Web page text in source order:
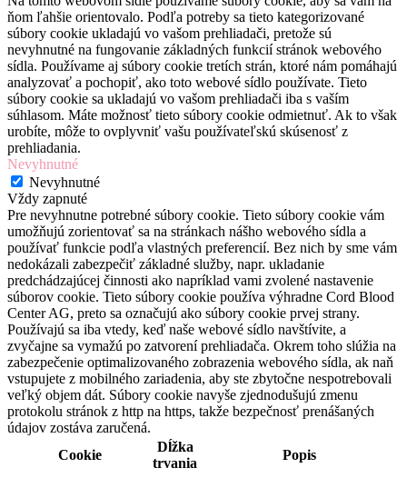
ňom ľahšie orientovalo. Podľa potreby sa tieto kategorizované
súbory cookie ukladajú vo vašom prehliadači, pretože sú
nevyhnutné na fungovanie základných funkcií stránok webového
sídla. Používame aj súbory cookie tretích strán, ktoré nám pomáhajú
analyzovať a pochopiť, ako toto webové sídlo používate. Tieto
súbory cookie sa ukladajú vo vašom prehliadači iba s vaším
súhlasom. Máte možnosť tieto súbory cookie odmietnuť. Ak to však
urobíte, môže to ovplyvniť vašu používateľskú skúsenosť z
prehliadania.
Nevyhnutné
Nevyhnutné
Vždy zapnuté
Pre nevyhnutne potrebné súbory cookie. Tieto súbory cookie vám
umožňujú zorientovať sa na stránkach nášho webového sídla a
používať funkcie podľa vlastných preferencií. Bez nich by sme vám
nedokázali zabezpečiť základné služby, napr. ukladanie
predchádzajúcej činnosti ako napríklad vami zvolené nastavenie
súborov cookie. Tieto súbory cookie používa výhradne Cord Blood
Center AG, preto sa označujú ako súbory cookie prvej strany.
Používajú sa iba vtedy, keď naše webové sídlo navštívite, a
zvyčajne sa vymažú po zatvorení prehliadača. Okrem toho slúžia na
zabezpečenie optimalizovaného zobrazenia webového sídla, ak naň
vstupujete z mobilného zariadenia, aby ste zbytočne nespotrebovali
veľký objem dát. Súbory cookie navyše zjednodušujú zmenu
protokolu stránok z http na https, takže bezpečnosť prenášaných
údajov zostáva zaručená.
Cookie
Dĺžka
trvania
Popis